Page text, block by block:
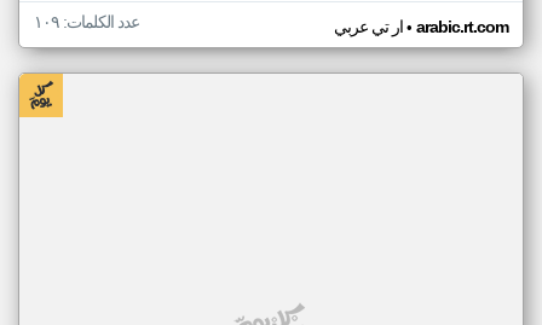
ار تي عربي• arabic.rt.com عدد الكلمات: ١٠٩